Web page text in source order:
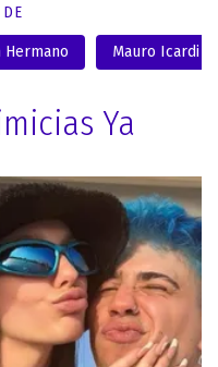
Hermano Mauro Icardi
Ya